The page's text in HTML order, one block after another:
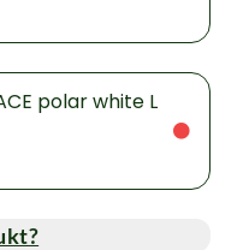
polar white L